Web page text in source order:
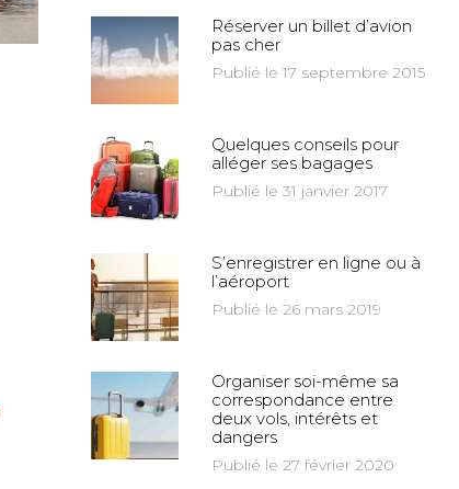
Réserver un billet d’avion
pas cher
Publié le 17 septembre 2015
Quelques conseils pour
alléger ses bagages
Publié le 31 janvier 2017
S’enregistrer en ligne ou à
l’aéroport
Publié le 26 mars 2019
Organiser soi-même sa
correspondance entre
deux vols, intérêts et
dangers
Publié le 27 février 2020